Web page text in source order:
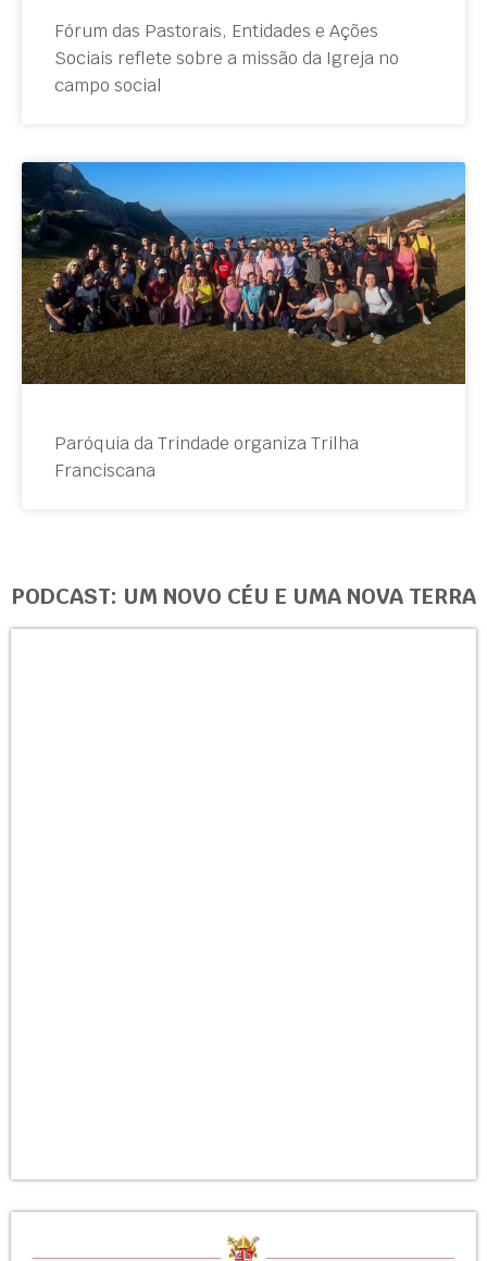
Fórum das Pastorais, Entidades e Ações
Sociais reflete sobre a missão da Igreja no
campo social
Paróquia da Trindade organiza Trilha
Franciscana
PODCAST: UM NOVO CÉU E UMA NOVA TERRA